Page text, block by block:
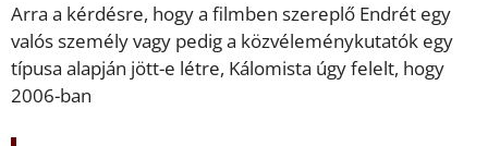
Arra a kérdésre, hogy a filmben szereplő Endrét egy
valós személy vagy pedig a közvéleménykutatók egy
típusa alapján jött-e létre, Kálomista úgy felelt, hogy
2006-ban